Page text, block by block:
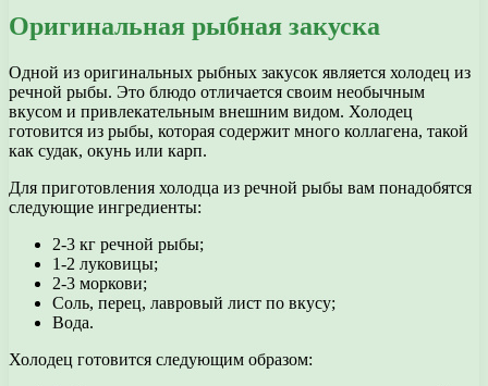
Оригинальная рыбная закуска
Одной из оригинальных рыбных закусок является холодец из
речной рыбы. Это блюдо отличается своим необычным
вкусом и привлекательным внешним видом. Холодец
готовится из рыбы, которая содержит много коллагена, такой
как судак, окунь или карп.
Для приготовления холодца из речной рыбы вам понадобятся
следующие ингредиенты:
2-3 кг речной рыбы;
1-2 луковицы;
2-3 моркови;
Соль, перец, лавровый лист по вкусу;
Вода.
Холодец готовится следующим образом: